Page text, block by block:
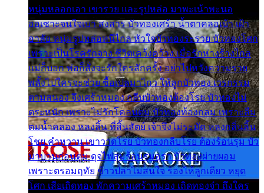
หนุ่มหลอกเอา เขารวย และรูปหล่อ มาพะเน้าพะนอ
ออเซาะจนใจเบา สงสาร บัวทองเศร้า น้ำตาคลอเบ้า เฝ้า
อาลัย หนุ่มรูปหล่อหนีไกล หัวใจบัวทองระรวย บัวทองโศก
เพราะเป็นโรครักจาง ชีวิตเคว้งคว้าง เมื่อรักห่างร้างไกล
แม่ก็บอก พ่อก็สั่งจะรักใครสักครั้ง อย่าไปหวังความรวย
พลั้งไปใครจะช่วย ซื้อเปลมาไกว ให้ลูกบัวทอง เวรกรรม
ตามสนอง จึงเศร้าหมอง กลีบบัวทองต้องโรย บัวทองไม่
ตระหนัก เพราะไม่รักโคลนตม บัวทองท้องกลม เพราะลืม
ตมน้ำคลอง หลงลิ้น ที่สิ้นสัตย์ เจ้าจึงไม่ระมัด หลงกลิ่นลิ้น
โชย คำหวาน เขาวาดโรย บัวทองกลีบโรย ต้องร้อนรุม บัว
มาบานก่อนตูม ดุจไฟสุมร้อนรุมอุรา บัวทองผ่ายผอม
เพราะตรอมฤทัย ข้าวปลาไม่สนใจ ร้องไห้ลูกเดียว หยุด
โศก เสียเถิดทอง พักความเศร้าหมอง เถิดทองจ๋า ถึงใคร